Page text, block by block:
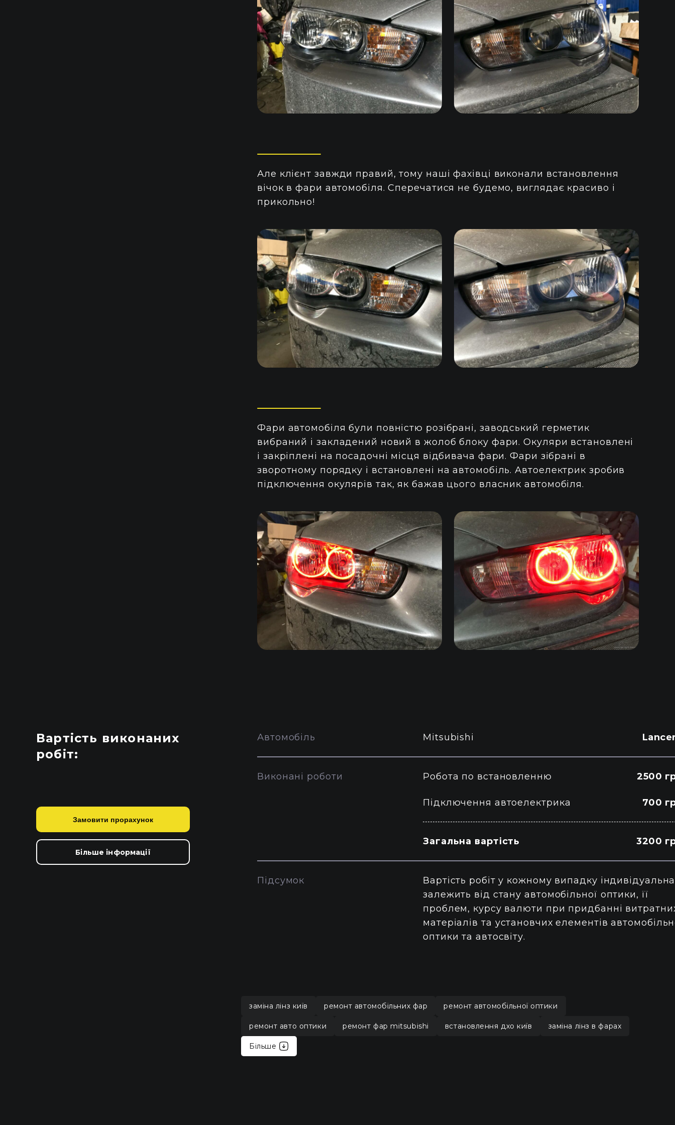
Але клієнт завжди правий, тому наші фахівці виконали встановлення
вічок в фари автомобіля. Сперечатися не будемо, виглядає красиво і
прикольно!
Фари автомобіля були повністю розібрані, заводський герметик
вибраний і закладений новий в жолоб блоку фари. Окуляри встановлені
і закріплені на посадочні місця відбивача фари. Фари зібрані в
зворотному порядку і встановлені на автомобіль. Автоелектрик зробив
підключення окулярів так, як бажав цього власник автомобіля.
Вартість виконаних
робіт:
Замовити прорахунок
Більше інформації
Автомобіль Mitsubishi
Виконані роботи Робота по встановленню 2500
Підключення автоелектрика 700
Загальна вартість 3200
Підсумок
Вартість робіт у кожному випадку індивідуальна
залежить від стану автомобільної оптики, її
проблем, курсу валюти при придбанні
матеріалів та установчих елементів
оптики та автосвіту.
заміна лінз київ ремонт автомобільних фар ремонт автомобільної оптики
ремонт авто оптики ремонт фар mitsubishi встановлення дхо київ заміна лінз в фарах
Більше